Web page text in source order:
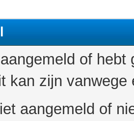
of
kan zijn
aangemeld of